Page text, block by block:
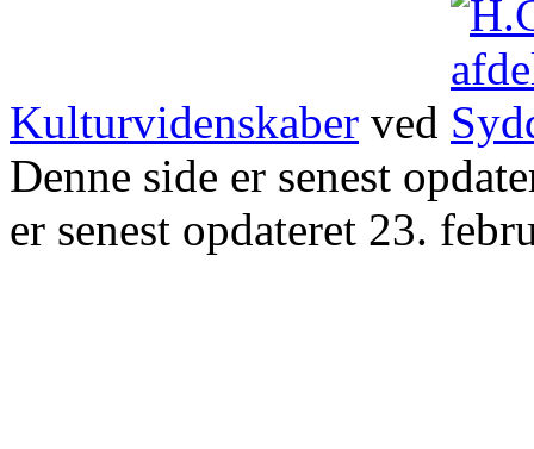
Kulturvidenskaber ved
Denne side er senest
er senest opdateret 23.